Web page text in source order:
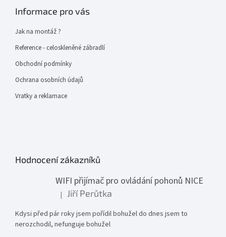
Informace pro vás
Jak na montáž ?
Reference - celoskleněné zábradlí
Obchodní podmínky
Ochrana osobních údajů
Vratky a reklamace
Hodnocení zákazníků
WIFI přijímač pro ovládání pohonů NICE
Hodnocení produktu je 1 z 5 hvězdiček.
| Jiří Perůtka
Kdysi před pár roky jsem pořídil bohužel do dnes jsem to
nerozchodil, nefunguje bohužel